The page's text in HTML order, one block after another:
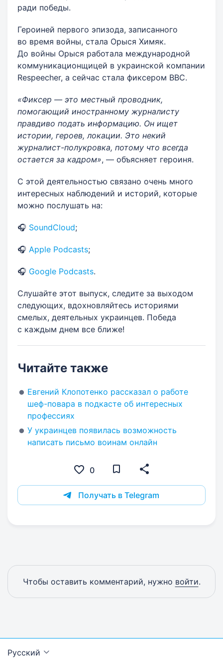
ради победы.
Героиней первого эпизода, записанного
во время войны, стала Орыся Химяк.
До войны Орыся работала международной
коммуникационщицей в украинской компании
Respeecher, а сейчас стала фиксером BBC.
«Фиксер — это местный проводник,
помогающий иностранному журналисту
правдиво подать информацию. Он ищет
истории, героев, локации. Это некий
журналист-полукровка, потому что всегда
остается за кадром», — объясняет героиня.
С этой деятельностью связано очень много
интересных наблюдений и историй, которые
можно послушать на:
🎧 SoundCloud;
🎧 Apple Podcasts;
🎧 Google Podcasts.
Слушайте этот выпуск, следите за выходом
следующих, вдохновляйтесь историями
смелых, деятельных украинцев. Победа
с каждым днем все ближе!
Читайте также
Евгений Клопотенко рассказал о работе
шеф-повара в подкасте об интересных
профессиях
У украинцев появилась возможность
написать письмо воинам онлайн
0
Получать в Telegram
Чтобы оставить комментарий, нужно войти.
Русский